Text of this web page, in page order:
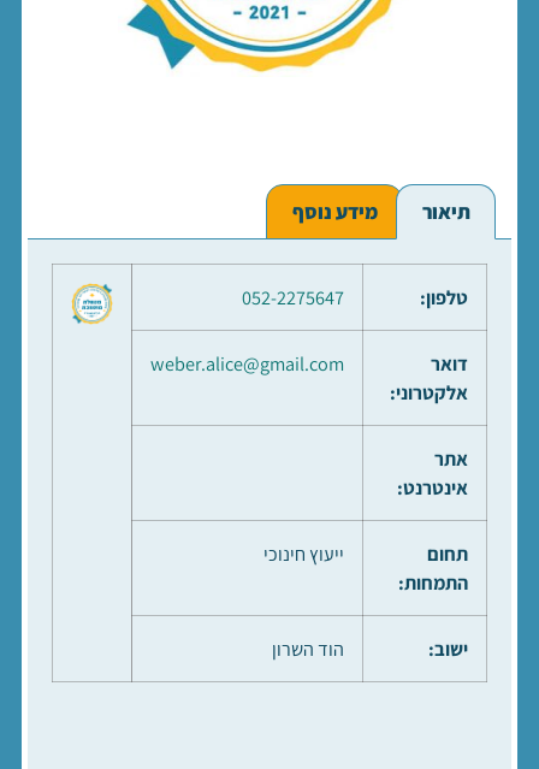
תיאור מידע נוסף
טלפון: 052-2275647
דואר
אלקטרוני:
weber.alice@gmail.com
אתר
אינטרנט:
תחום
התמחות:
ייעוץ חינוכי
ישוב: הוד השרון